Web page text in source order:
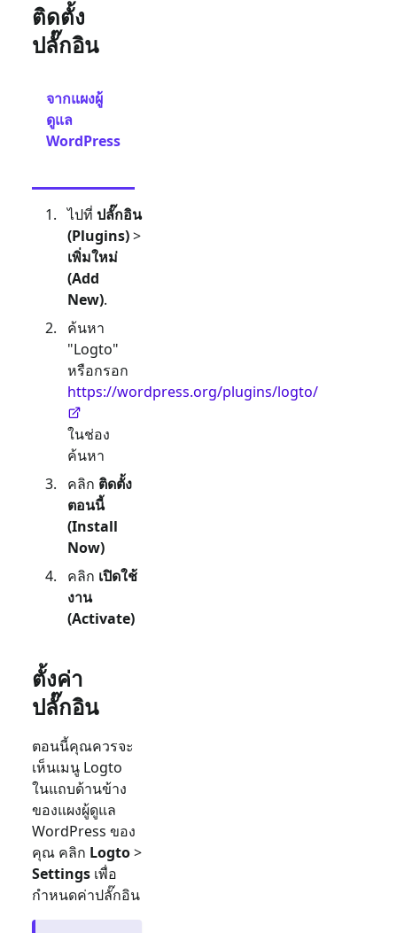
ติดตั้ง
ปลั๊กอิน
จากแผงผู้
ดูแล
WordPress
ไปที่ ปลั๊กอิน
(Plugins)>
เพิ่มใหม่
(Add
New).
ค้นหา
"Logto"
หรือกรอก
https://wordpress.org/plugins/logto/
ในช่อง
ค้นหา
คลิก ติดตั้ง
ตอนนี้
(Install
Now)
คลิก เปิดใช้
งาน
(Activate)
ตั้งค่า
ปลั๊กอิน
ตอนนี้คุณควรจะ
เห็นเมนู Logto
ในแถบด้านข้าง
ของแผงผู้ดูแล
WordPress ของ
คุณ คลิก Logto>
Settings เพื่อ
กำหนดค่าปลั๊กอิน